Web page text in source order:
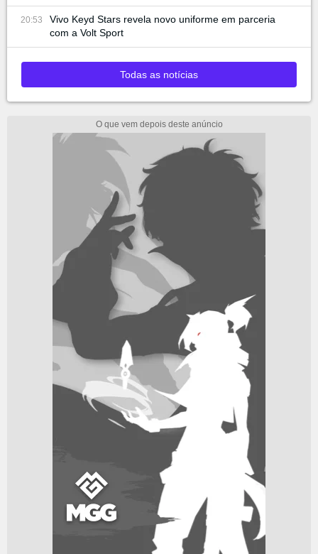
20:53
Vivo Keyd Stars revela novo uniforme em parceria
com a Volt Sport
Todas as notícias